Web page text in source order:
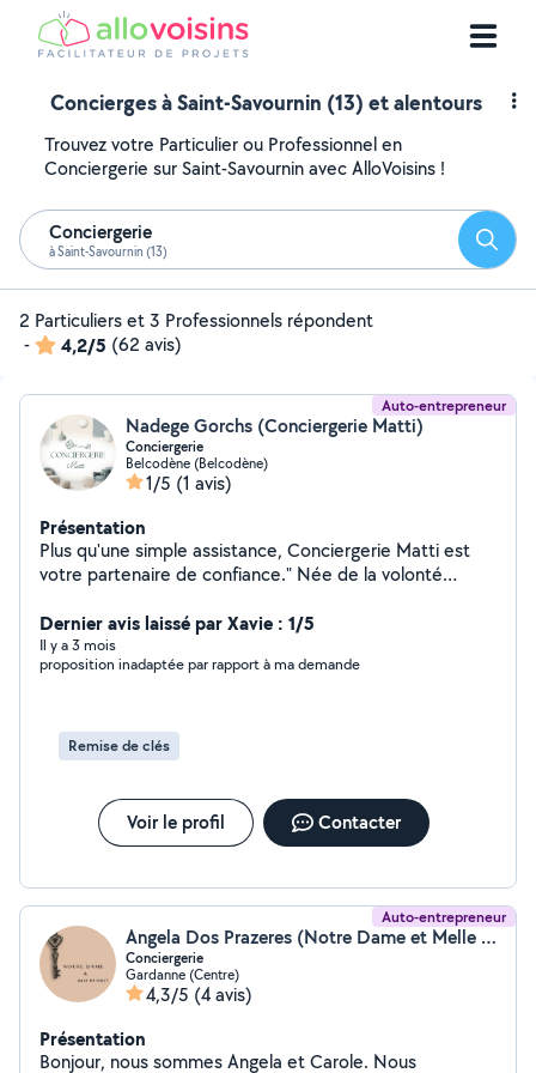
Concierges à Saint-Savournin (13) et alentours
Trouvez votre Particulier ou Professionnel en
Conciergerie sur Saint-Savournin avec AlloVoisins !
Conciergerie
à Saint-Savournin (13)
2 Particuliers et 3 Professionnels répondent
-
4,2/5 (62 avis)
Auto-entrepreneur
Nadege Gorchs (Conciergerie Matti)
Conciergerie
Belcodène (Belcodène)
1/5 (1 avis)
Présentation
Plus qu'une simple assistance, Conciergerie Matti est
votre partenaire de confiance." Née de la volonté
conciergerie s'adresse à ceux pour qui le temps est la
ressource la plus précieuse. Que vous soyez un
propriétaire souhaitant déléguer la gestion de ses biens
disposition.
Dernier avis laissé par Xavie : 1/5
Il y a 3 mois
proposition inadaptée par rapport à ma demande
Remise de clés
Voir le profil Contacter
Auto-entrepreneur
Angela Dos Prazeres (Notre Dame et Melle Bridget)
Conciergerie
Gardanne (Centre)
4,3/5 (4 avis)
Présentation
Bonjour, nous sommes Angela et Carole. Nous